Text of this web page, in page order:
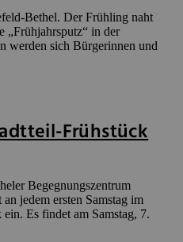
Bethel. Der Frühling naht
„Frühjahrsputz“ in der
werden sich Bürgerinnen und
Frühstück
Begegnungszentrum
jedem ersten Samstag im
Es findet am Samstag, 7.